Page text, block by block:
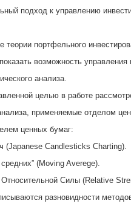
подход к управлению
портфельного
возможность
анализа.
целью в работе
применяемые отделом
ценных бумаг:
(Japanese Candlesticks Charting).
(Moving Averege).
Силы (Relative
разновидности